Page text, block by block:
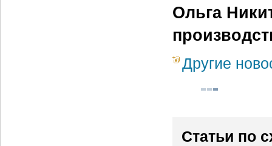
Ольга
Другие
Статьи по